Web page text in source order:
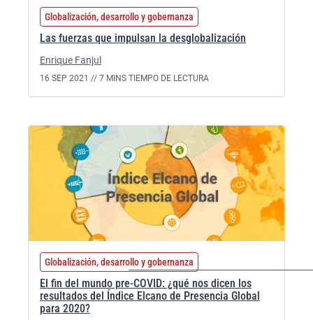
Globalización, desarrollo y gobernanza
Las fuerzas que impulsan la desglobalización
Enrique Fanjul
16 SEP 2021 // 7 MINS TIEMPO DE LECTURA
Globalización, desarrollo y gobernanza
El fin del mundo pre-COVID: ¿qué nos dicen los
resultados del Índice Elcano de Presencia Global
para 2020?